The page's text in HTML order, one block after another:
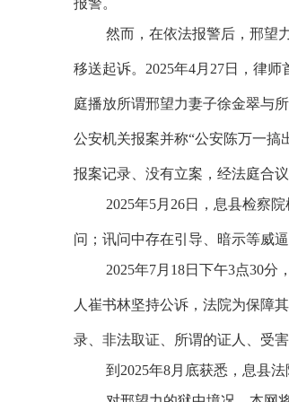
报警。
然而，在依法报警后，邢望
移送起诉。 2025年4月 27日，律师
庭播放所谓邢望力妻子徐金翠与
公安机关报案并称“公安陈万一
报案记录、没有立案，经法庭合
2025年5月 26日，息县检察
问；讯问中存在引导、暗示等威
2025年7月 18日下午3点30分
人崔书林坚持公诉，法院为保障
录、非法取证、所谓的证人、受
到 2025年8月底获悉，息县